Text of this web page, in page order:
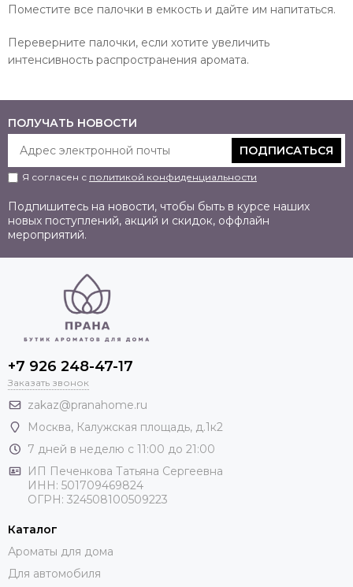
Поместите все палочки в емкость и дайте им напитаться.
Переверните палочки, если хотите увеличить
интенсивность распространения аромата.
ПОЛУЧАТЬ НОВОСТИ
ПОДПИСАТЬСЯ
Я согласен с политикой конфиденциальности
Подпишитесь на новости, чтобы быть в курсе наших
новых поступлений, акций и скидок, оффлайн
мероприятий.
+7 926 248-47-17
Заказать звонок
zakaz@pranahome.ru
Москва, Калужская площадь, д.1к2
7 дней в неделю с 11:00 до 21:00
ИП Печенкова Татьяна Сергеевна
ИНН: 501709469824
ОГРН: 324508100509223
Каталог
Ароматы для дома
Для автомобиля